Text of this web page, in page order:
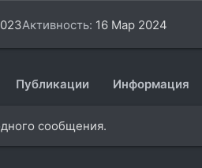
Активность 16 Мар 2024
Публикации Информация
сообщения.